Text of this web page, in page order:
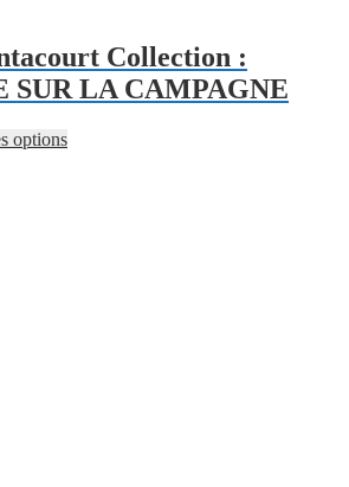
Collection :
SUR LA CAMPAGNE
options